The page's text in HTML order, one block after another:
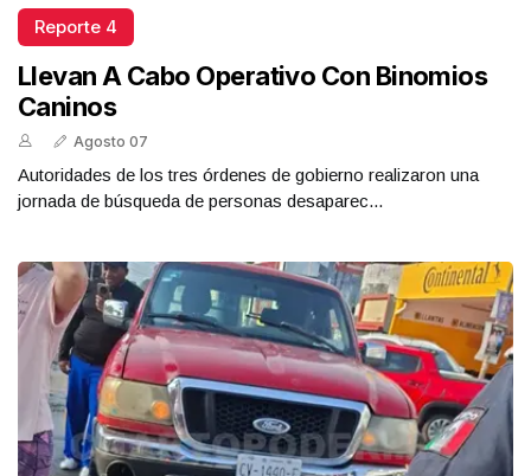
Reporte 4
Llevan A Cabo Operativo Con Binomios
Caninos
Agosto 07
Autoridades de los tres órdenes de gobierno realizaron una
jornada de búsqueda de personas desaparec...